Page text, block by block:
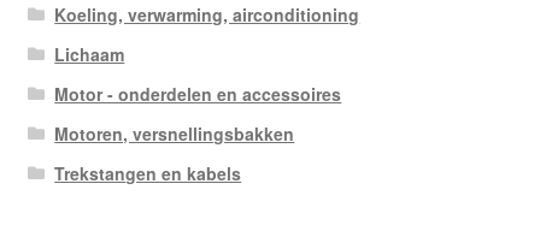
Koeling, verwarming, airconditioning
Lichaam
Motor - onderdelen en accessoires
Motoren, versnellingsbakken
Trekstangen en kabels